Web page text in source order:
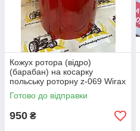
Кожух ротора (відро)
(барабан) на косарку
польську роторну z-069 Wirax
Готово до відправки
950 ₴